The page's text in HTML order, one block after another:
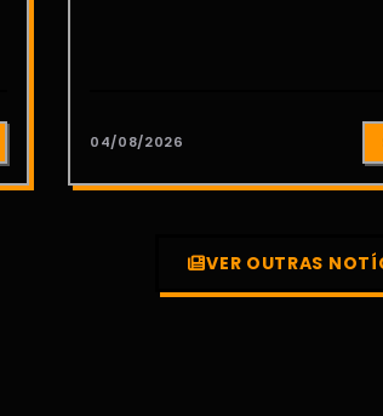
04/08/2026
VER OUTRAS